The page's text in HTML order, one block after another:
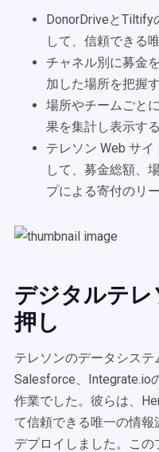
DonorDriveとTiltify
して、信頼できる
チャネル別に募金
加した場所を把握す
場所やチームごと
果を集計し表示する
テレソン Web サ
して、募金総額、
プによる寄付のリ
デジタルテ
押し
テレソンのデータシステ
Salesforce、Integrate.io
作業でした。彼らは、
て信頼できる唯一の情
デプロイしました。この